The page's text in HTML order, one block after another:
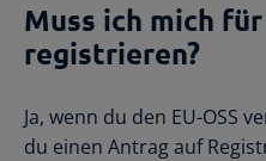
Muss ich mich für
registrieren?
Ja, wenn du den EU-OSS
du einen Antrag auf